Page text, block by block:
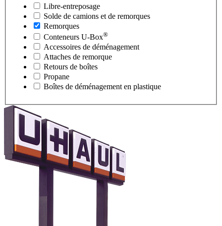
Libre-entreposage
Solde de camions et de remorques
Remorques
Conteneurs U-Box®
Accessoires de déménagement
Attaches de remorque
Retours de boîtes
Propane
Boîtes de déménagement en plastique